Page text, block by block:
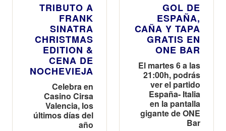
TRIBUTO A
FRANK
SINATRA
CHRISTMAS
EDITION &
CENA DE
NOCHEVIEJA
Celebra en
Casino Cirsa
Valencia, los
últimos días del
año
GOL DE
ESPAÑA,
CAÑA Y TAPA
GRATIS EN
ONE BAR
El martes 6 a las
21:00h, podrás
ver el partido
España- Italia
en la pantalla
gigante de ONE
Bar